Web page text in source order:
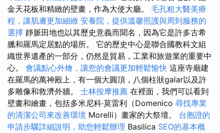
金天花板和精緻的壁畫，作為大使大廳。 毛孔粗大醫美療
程，讓肌膚更加細緻 安養院，提供溫馨照護與周到服務的
選擇 靜脈田地也以其歷史意義而聞名，因為它是許多古希
臘和羅馬定居點的場所。 它的歷史中心是聯合國教科文組
織世界遺產的一部分，仍然是貿易，工業和旅遊業的重要中
心。 會議點心外燴，讓您的會議更加輕鬆愉快 這座寺廟建
在羅馬的萬神殿上，有一個大圓頂，八個柱狀galar以及許
多雕像和救濟外牆。 士林按摩推薦 在裡面，我們可以看到
壁畫和繪畫，包括多米尼科·莫雷利（Domenico 尋找專業
的清潔公司來改善環境 Morelli）畫家的大祭壇。 台胞證的
申請步驟詳細說明，助您輕鬆辦理 Basilica SEO的基本概